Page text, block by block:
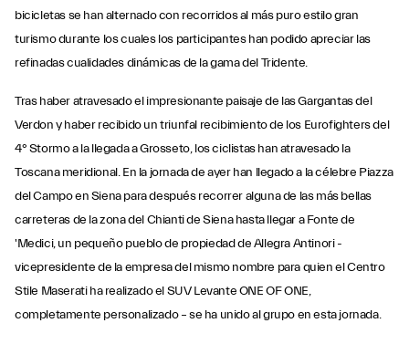
bicicletas se han alternado con recorridos al más puro estilo gran
turismo durante los cuales los participantes han podido apreciar las
refinadas cualidades dinámicas de la gama del Tridente.
Tras haber atravesado el impresionante paisaje de las Gargantas del
Verdon y haber recibido un triunfal recibimiento de los Eurofighters del
4° Stormo a la llegada a Grosseto, los ciclistas han atravesado la
Toscana meridional. En la jornada de ayer han llegado a la célebre Piazza
del Campo en Siena para después recorrer alguna de las más bellas
carreteras de la zona del Chianti de Siena hasta llegar a Fonte de
'Medici, un pequeño pueblo de propiedad de Allegra Antinori -
vicepresidente de la empresa del mismo nombre para quien el Centro
Stile Maserati ha realizado el SUV Levante ONE OF ONE,
completamente personalizado – se ha unido al grupo en esta jornada.